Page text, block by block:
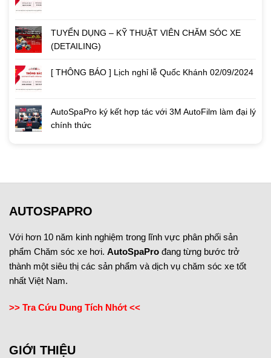
TUYỂN DỤNG – KỸ THUẬT VIÊN CHĂM SÓC XE
(DETAILING)
[ THÔNG BÁO ] Lịch nghỉ lễ Quốc Khánh 02/09/2024
AutoSpaPro ký kết hợp tác với 3M AutoFilm làm đại lý
chính thức
AUTOSPAPRO
Với hơn 10 năm kinh nghiệm trong lĩnh vực phân phối sản
phẩm Chăm sóc xe hơi. AutoSpaPro đang từng bước trở
thành một siêu thị các sản phẩm và dịch vụ chăm sóc xe tốt
nhất Việt Nam.
>> Tra Cứu Dung Tích Nhớt <<
GIỚI THIỆU